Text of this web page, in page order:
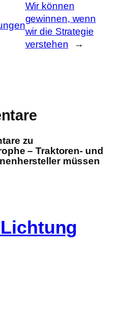
Wir können
gewinnen, wenn
wir die Strategie
verstehen
→
zu
– Traktoren- und
müssen